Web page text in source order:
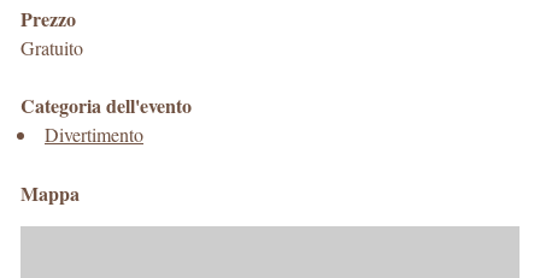
Prezzo
Gratuito
Categoria dell'evento
Divertimento
Mappa